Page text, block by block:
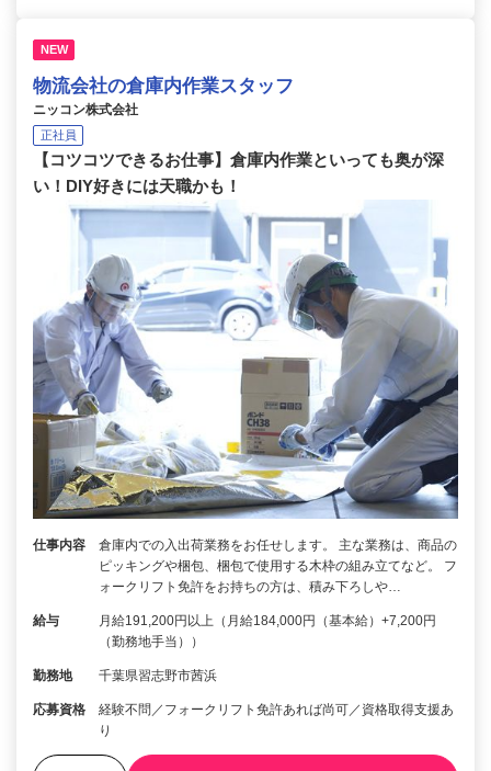
NEW
物流会社の倉庫内作業スタッフ
ニッコン株式会社
正社員
【コツコツできるお仕事】倉庫内作業といっても奥が深
い！DIY好きには天職かも！
仕事内容
倉庫内での入出荷業務をお任せします。 主な業務は、商品の
ピッキングや梱包、梱包で使用する木枠の組み立てなど。 フ
ォークリフト免許をお持ちの方は、積み下ろしや…
給与
月給191,200円以上（月給184,000円（基本給）+7,200円
（勤務地手当））
勤務地 千葉県習志野市茜浜
応募資格
経験不問／フォークリフト免許あれば尚可／資格取得支援あ
り